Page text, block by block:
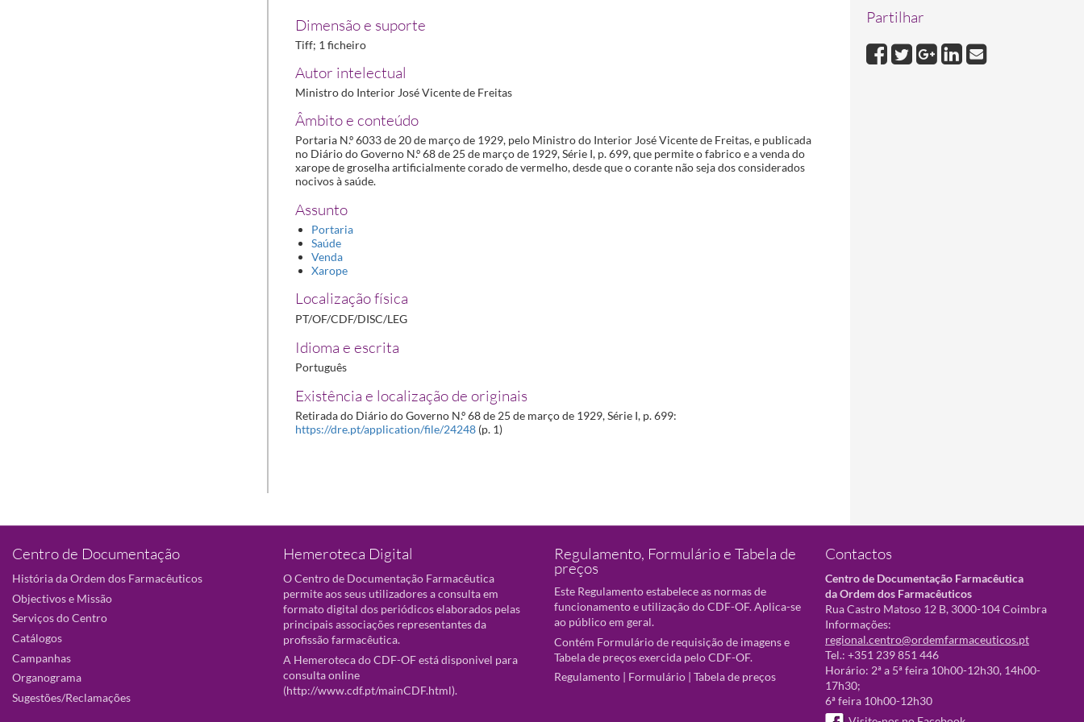
Partilhar
Dimensão e suporte
Tiff; 1 ficheiro
Autor intelectual
Ministro do Interior José Vicente de Freitas
Âmbito e conteúdo
Portaria N.º 6033 de 20 de março de 1929, pelo Ministro do Interior José Vicente de Freitas, e publicada
no Diário do Governo N.º 68 de 25 de março de 1929, Série I, p. 699, que permite o fabrico e a venda do
xarope de groselha artificialmente corado de vermelho, desde que o corante não seja dos considerados
nocivos à saúde.
Assunto
Portaria
Saúde
Venda
Xarope
Localização física
PT/OF/CDF/DISC/LEG
Idioma e escrita
Português
Existência e localização de originais
Retirada do Diário do Governo N.º 68 de 25 de março de 1929, Série I, p. 699:
https://dre.pt/application/file/24248 (p. 1)
Centro de Documentação
História da Ordem dos Farmacêuticos
Objectivos e Missão
Serviços do Centro
Catálogos
Campanhas
Organograma
Sugestões/Reclamações
Hemeroteca Digital
O Centro de Documentação Farmacêutica
permite aos seus utilizadores a consulta em
formato digital dos periódicos elaborados pelas
principais associações representantes da
profissão farmacêutica.
A Hemeroteca do CDF-OF está disponivel para
consulta online
(http://www.cdf.pt/mainCDF.html).
Regulamento, Formulário e Tabela de
preços
Este Regulamento estabelece as normas de
funcionamento e utilização do CDF-OF. Aplica-se
ao público em geral.
Contém Formulário de requisição de imagens e
Tabela de preços exercida pelo CDF-OF.
Regulamento | Formulário | Tabela de preços
Contactos
Centro de Documentação Farmacêutica
da Ordem dos Farmacêuticos
Rua Castro Matoso 12 B, 3000-104 Coimbra
Informações:
regional.centro@ordemfarmaceuticos.pt
Tel.: +351 239 851 446
Horário: 2ª a 5ª feira 10h00-12h30, 14h00-
17h30;
6ª feira 10h00-12h30